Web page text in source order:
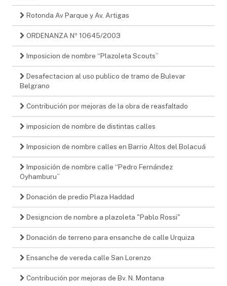
Rotonda Av Parque y Av. Artigas
ORDENANZA Nº 10645/2003
Imposicion de nombre “Plazoleta Scouts”
Desafectacion al uso publico de tramo de Bulevar
Belgrano
Contribución por mejoras de la obra de reasfaltado
imposicion de nombre de distintas calles
Imposicion de nombre calles en Barrio Altos del Bolacuá
Imposición de nombre calle “Pedro Fernández
Oyhamburu”
Donación de predio Plaza Haddad
Designcion de nombre a plazoleta "Pablo Rossi"
Donación de terreno para ensanche de calle Urquiza
Ensanche de vereda calle San Lorenzo
Contribución por mejoras de Bv. N. Montana